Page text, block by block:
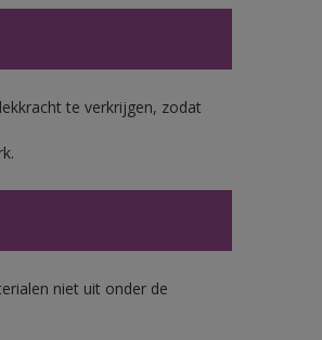
te verkrijgen, zodat
niet uit onder de